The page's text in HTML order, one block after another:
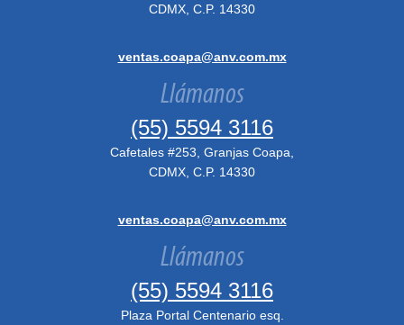
CDMX, C.P. 14330
ventas.coapa@anv.com.mx
Llámanos
(55) 5594 3116
Cafetales #253, Granjas Coapa,
CDMX, C.P. 14330
ventas.coapa@anv.com.mx
Llámanos
(55) 5594 3116
Plaza Portal Centenario esq.